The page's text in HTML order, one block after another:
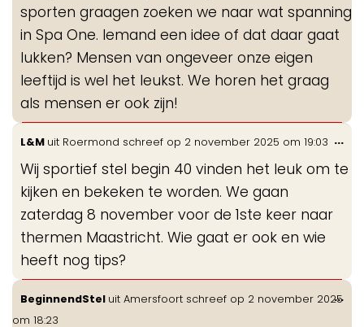
sporten graagen zoeken we naar wat spanning
in Spa One. Iemand een idee of dat daar gaat
lukken? Mensen van ongeveer onze eigen
leeftijd is wel het leukst. We horen het graag
als mensen er ook zijn!
L&M uit Roermond schreef op 2 november 2025 om 19:03
Wij sportief stel begin 40 vinden het leuk om te
kijken en bekeken te worden. We gaan
zaterdag 8 november voor de 1ste keer naar
thermen Maastricht. Wie gaat er ook en wie
heeft nog tips?
...
BeginnendStel uit Amersfoort schreef op 2 november 2025
om 18:23
...